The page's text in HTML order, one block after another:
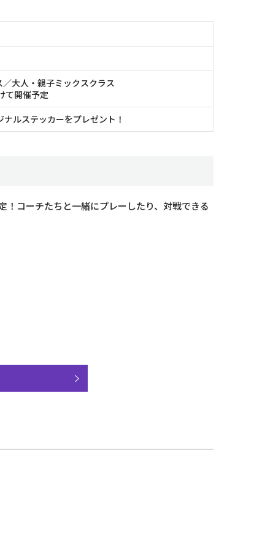
大人・親子ミックスクラス
て開催予定
ルステッカーをプレゼント！
コーチたちと一緒にプレーしたり、対戦できる